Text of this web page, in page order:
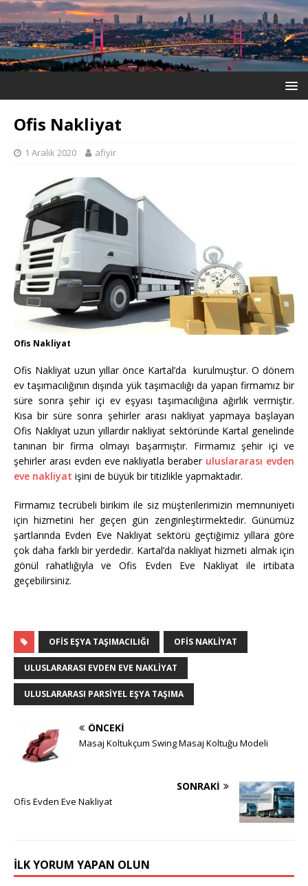
Ofis Nakliyat
1 Aralık 2020 afiyir
Ofis Nakliyat
Ofis Nakliyat uzun yıllar önce Kartal’da kurulmuştur. O dönem
ev taşımacılığının dışında yük taşımacılığı da yapan firmamız bir
süre sonra şehir içi ev eşyası taşımacılığına ağırlık vermiştir.
Kısa bir süre sonra şehirler arası nakliyat yapmaya başlayan
Ofis Nakliyat uzun yıllardır nakliyat sektöründe Kartal genelinde
tanınan bir firma olmayı başarmıştır. Firmamız şehir içi ve
şehirler arası evden eve nakliyatla beraber uluslararası evden
eve nakliyat işini de büyük bir titizlikle yapmaktadır.
Firmamız tecrübeli birikim ile siz müşterilerimizin memnuniyeti
için hizmetini her geçen gün zenginleştirmektedir. Günümüz
şartlarında Evden Eve Nakliyat sektörü geçtiğimiz yıllara göre
çok daha farklı bir yerdedir. Kartal’da nakliyat hizmeti almak için
gönül rahatlığıyla ve Ofis Evden Eve Nakliyat ile irtibata
geçebilirsiniz.
OFIS EŞYA TAŞIMACILIĞI OFIS NAKLIYAT
ULUSLARARASI EVDEN EVE NAKLIYAT
ULUSLARARASI PARSIYEL EŞYA TAŞIMA
ÖNCEKI
Masaj Koltukçum Swing Masaj Koltuğu Modeli
SONRAKI
Ofis Evden Eve Nakliyat
İLK YORUM YAPAN OLUN